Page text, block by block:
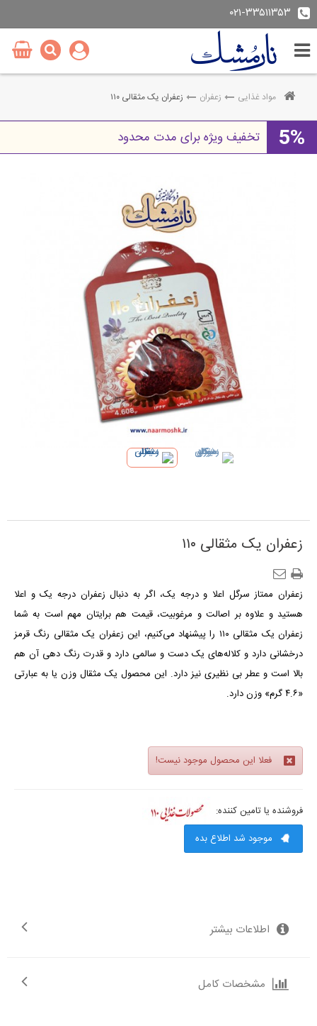
۰۲۱-۳۳۵۱۱۳۵۳
مواد غذایی زعفران زعفران یک مثقالی ۱۱۰
5% تخفیف ویژه برای مدت محدود
زعفران یک مثقالی ۱۱۰
زعفران ممتاز سرگل اعلا و درجه یک، اگر به دنبال زعفران درجه یک و اعلا
هستید و علاوه بر اصالت و مرغوبیت، قیمت هم برایتان مهم است به شما
زعفران یک مثقالی ۱۱۰ را پیشنهاد می‌کنیم، این زعفران یک مثقالی رنگ قرمز
درخشانی دارد و کلاله‌های یک دست و سالمی دارد و قدرت رنگ دهی آن هم
بالا است و عطر بی نظیری نیز دارد. این محصول یک مثقال وزن یا به عبارتی
«۴.۶ گرم» وزن دارد.
فعلا این محصول موجود نیست!
فروشنده یا تامین کننده:
موجود شد اطلاع بده
اطلاعات بیشتر
مشخصات کامل